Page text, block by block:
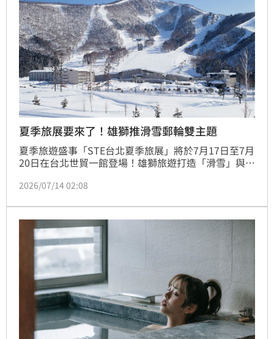
夏季旅展要來了！雄獅推滑雪郵輪雙主題
夏季旅遊盛事「STE台北夏季旅展」將於7月17日至7月
20日在台北世貿一館登場！雄獅旅遊打造「滑雪」與
圍。其他行程也有超值優惠，如「首爾半自助5日」彈
搶先開賣2027年跨年煙火與春節行程，早鳥預購最高
折1萬元。現場加入雄獅會員下載APP即可領取註冊
禮、體驗好運輪盤再抽萬元旅遊金。
2026/07/14 02:08